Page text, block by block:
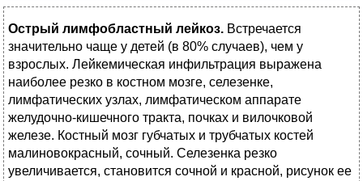
Острый лимфобластный лейкоз. Встречается
значительно чаще у детей (в 80% случаев), чем у
взрослых. Лейкемическая инфильтрация выражена
наиболее резко в костном мозге, селезенке,
лимфатических узлах, лимфатическом аппарате
желудочно-кишечного тракта, почках и вилочковой
железе. Костный мозг губчатых и трубчатых костей
малиновокрасный, сочный. Селезенка резко
увеличивается, становится сочной и красной, рисунок ее